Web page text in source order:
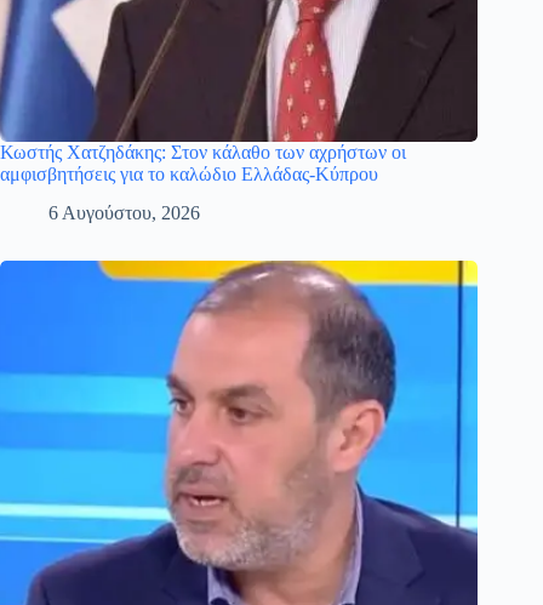
Κωστής Χατζηδάκης: Στον κάλαθο των αχρήστων οι
αμφισβητήσεις για το καλώδιο Ελλάδας-Κύπρου
6 Αυγούστου, 2026